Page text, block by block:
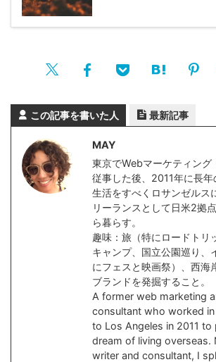
この記事を書いた人 最新記事
MAY
東京でWebマーケティング
従事した後、2011年に長
生活をすべくロサンゼルス
リーランスとして日米2拠
ら暮らす。
趣味：旅（特にロードトリ
キャンプ、国立公園巡り、
にフェスと映画祭）、西海
ブランドを発掘すること。
A former web marketing
consultant who worked
to Los Angeles in 2011 to
dream of living overseas.
writer and consultant, I